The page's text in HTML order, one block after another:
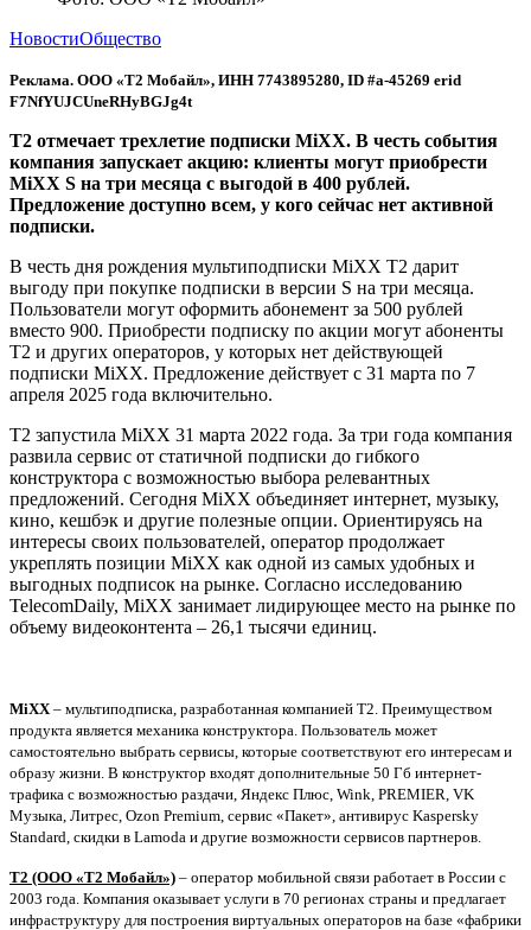
НовостиОбщество
Реклама. ООО «Т2 Мобайл», ИНН 7743895280, ID #a-45269 erid
F7NfYUJCUneRHyBGJg4t
T2 отмечает трехлетие подписки MiXX. В честь события
компания запускает акцию: клиенты могут приобрести
MiXX S на три месяца с выгодой в 400 рублей.
Предложение доступно всем, у кого сейчас нет активной
подписки.
В честь дня рождения мультиподписки MiXX Т2 дарит
выгоду при покупке подписки в версии S на три месяца.
Пользователи могут оформить абонемент за 500 рублей
вместо 900. Приобрести подписку по акции могут абоненты
Т2 и других операторов, у которых нет действующей
подписки MiXX. Предложение действует с 31 марта по 7
апреля 2025 года включительно.
Т2 запустила MiXX 31 марта 2022 года. За три года компания
развила сервис от статичной подписки до гибкого
конструктора с возможностью выбора релевантных
предложений. Сегодня MiXX объединяет интернет, музыку,
кино, кешбэк и другие полезные опции. Ориентируясь на
интересы своих пользователей, оператор продолжает
укреплять позиции MiXX как одной из самых удобных и
выгодных подписок на рынке. Согласно исследованию
TelecomDaily, MiXX занимает лидирующее место на рынке по
объему видеоконтента – 26,1 тысячи единиц.
MiXX – мультиподписка, разработанная компанией Т2. Преимуществом
продукта является механика конструктора. Пользователь может
самостоятельно выбрать сервисы, которые соответствуют его интересам и
образу жизни. В конструктор входят дополнительные 50 Гб интернет-
трафика с возможностью раздачи, Яндекс Плюс, Wink, PREMIER, VK
Музыка, Литрес, Ozon Premium, сервис «Пакет», антивирус Kaspersky
Standard, скидки в Lamoda и другие возможности сервисов партнеров.
Т2 (ООО «Т2 Мобайл») – оператор мобильной связи работает в России с
2003 года. Компания оказывает услуги в 70 регионах страны и предлагает
инфраструктуру для построения виртуальных операторов на базе «фабрики